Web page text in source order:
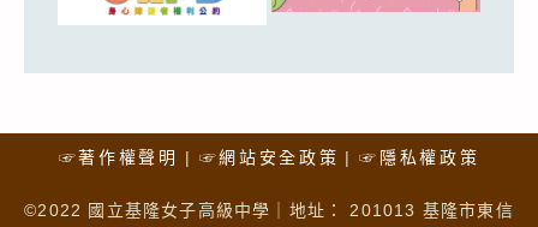
☞著作權聲明 ☞網站安全政策 ☞隱私權政策
©2022 國立基隆女子高級中學｜地址： 201013 基隆市東信